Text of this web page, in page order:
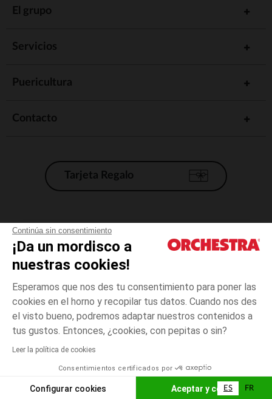
Continúa sin consentimiento
¡Da un mordisco a
nuestras cookies!
Esperamos que nos des tu consentimiento para poner las
cookies en el horno y recopilar tus datos. Cuando nos des
el visto bueno, podremos adaptar nuestros contenidos a
tus gustos. Entonces, ¿cookies, con pepitas o sin?
Leer la política de cookies
Consentimientos certificados por
Configurar cookies Aceptar y cerrar
talla
unica
El pago medidante
AÑADIR A LA CESTA
El grupo
Servicios
Puericultura
Contacto
Tarjeta Regalo
Condiciones generales de venta
Aviso Legal
*Condiciones de las ofertas actuales
Gestión de las cookies
Accesibilidad: no conforme
Orchestra adhiere al código de ética de la Federación Francesa de comercio
electrónico y venta a distancia (FEVAD) y al sistema de mediación de
ES FR